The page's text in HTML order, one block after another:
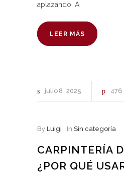
aplazando. A
LEER MÁS
julio 8 2025 476
By Luigi In Sin categoría
CARPINTERÍA
¿POR QUÉ